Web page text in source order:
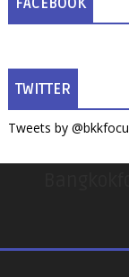
TWITTER
Tweets by